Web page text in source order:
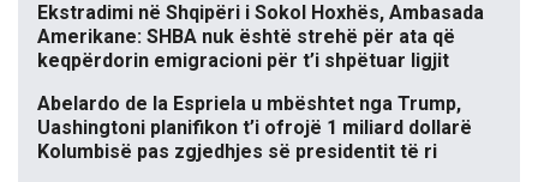
Ekstradimi në Shqipëri i Sokol Hoxhës, Ambasada
Amerikane: SHBA nuk është strehë për ata që
keqpërdorin emigracioni për t’i shpëtuar ligjit
Abelardo de la Espriela u mbështet nga Trump,
Uashingtoni planifikon t’i ofrojë 1 miliard dollarë
Kolumbisë pas zgjedhjes së presidentit të ri